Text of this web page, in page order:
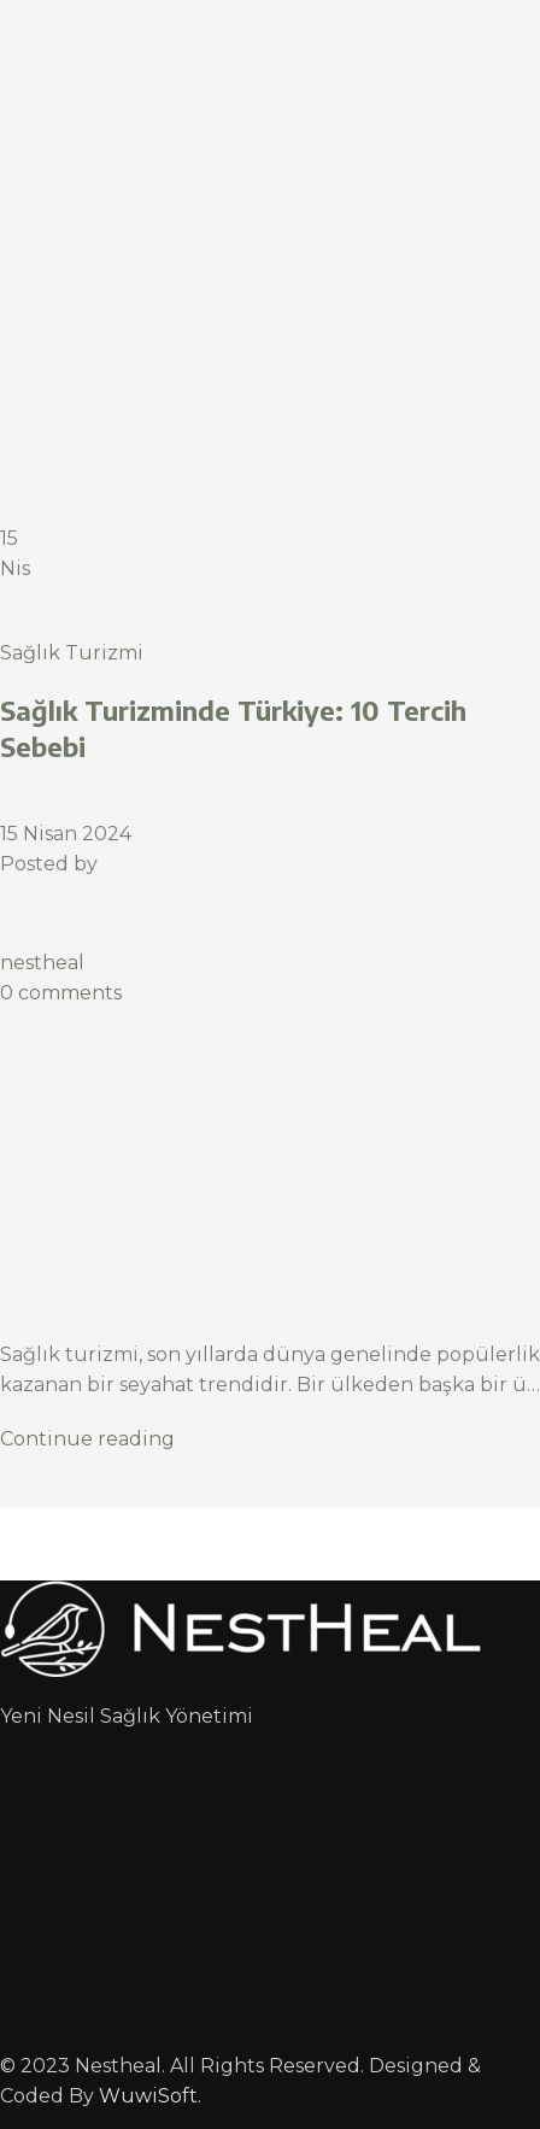
15
Nis
Sağlık Turizmi
Sağlık Turizminde Türkiye: 10 Tercih
Sebebi
15 Nisan 2024
Posted by
nestheal
0 comments
Sağlık turizmi, son yıllarda dünya genelinde popülerlik
kazanan bir seyahat trendidir. Bir ülkeden başka bir ü…
Continue reading
Yeni Nesil Sağlık Yönetimi
© 2023 Nestheal. All Rights Reserved. Designed &
Coded By WuwiSoft.